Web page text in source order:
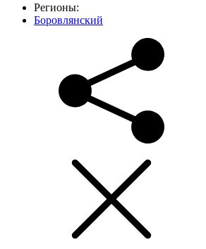
Регионы:
Боровлянский